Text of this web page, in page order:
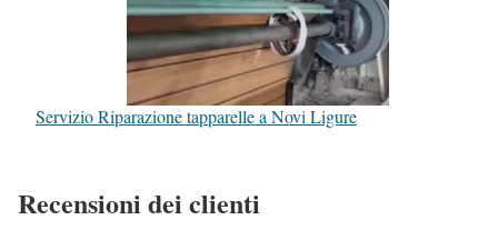
Servizio Riparazione tapparelle a Novi Ligure
Recensioni dei clienti